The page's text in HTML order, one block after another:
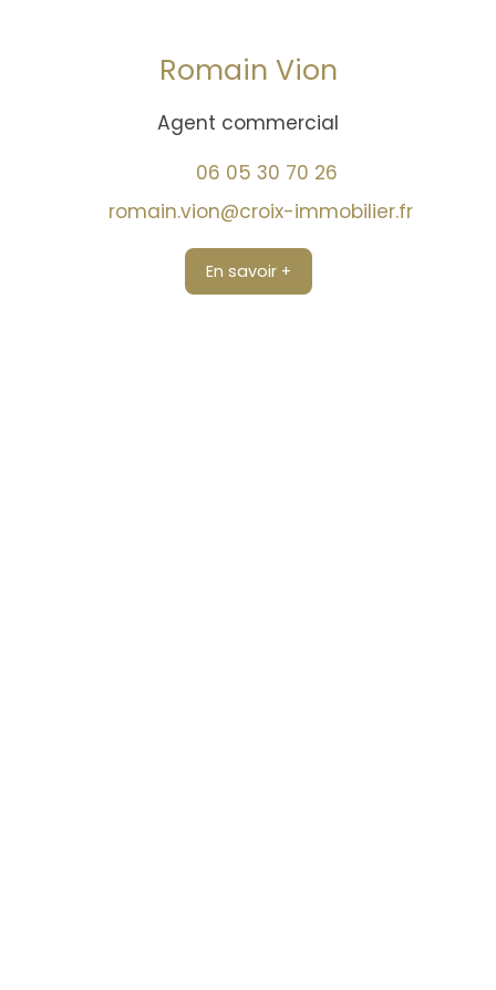
Romain Vion
Agent commercial
06 05 30 70 26
romain.vion@croix-immobilier.fr
En savoir +